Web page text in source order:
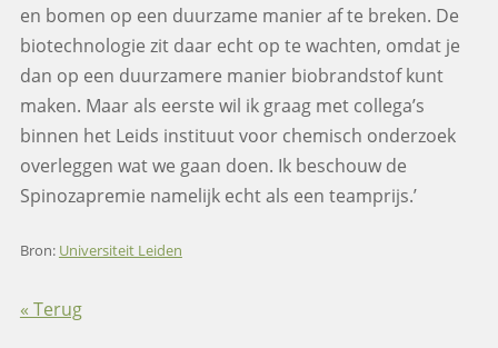
en bomen op een duurzame manier af te breken. De
biotechnologie zit daar echt op te wachten, omdat je
dan op een duurzamere manier biobrandstof kunt
maken. Maar als eerste wil ik graag met collega’s
binnen het Leids instituut voor chemisch onderzoek
overleggen wat we gaan doen. Ik beschouw de
Spinozapremie namelijk echt als een teamprijs.’
Bron: Universiteit Leiden
« Terug